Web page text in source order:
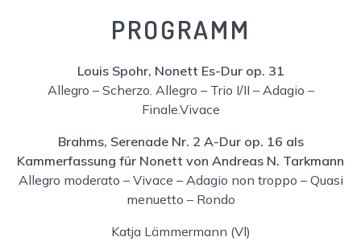
PROGRAMM
Louis Spohr, Nonett Es-Dur op. 31
Allegro – Scherzo. Allegro – Trio I/II – Adagio –
Finale.Vivace
Brahms, Serenade Nr. 2 A-Dur op. 16 als
Kammerfassung für Nonett von Andreas N. Tarkmann
Allegro moderato – Vivace – Adagio non troppo – Quasi
menuetto – Rondo
Katja Lämmermann (Vl)